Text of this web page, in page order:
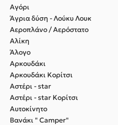
Αγόρι
Άγρια δύση - Λούκυ Λουκ
Αεροπλάνο / Αερόστατο
Αλίκη
Άλογο
Αρκουδάκι
Αρκουδάκι Κορίτσι
Αστέρι - star
Αστέρι - star Κορίτσι
Αυτοκίνητο
Βανάκι " Camper"